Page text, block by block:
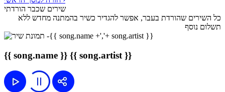
שירים שכבר הורדתי
כל השירים שהורדת בעבר, אפשר להגדיר כשיר בהמתנה מחדש ללא
תשלום נוסף
{{ song.name }} {{ song.artist }}